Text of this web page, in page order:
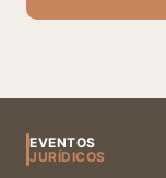
EVENTOS
JURÍDICOS